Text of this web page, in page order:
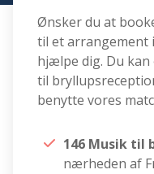
Ønsker du at
til et arrangement
hjælpe dig. Du
til
benytte vores
146 Musik til
nærheden af